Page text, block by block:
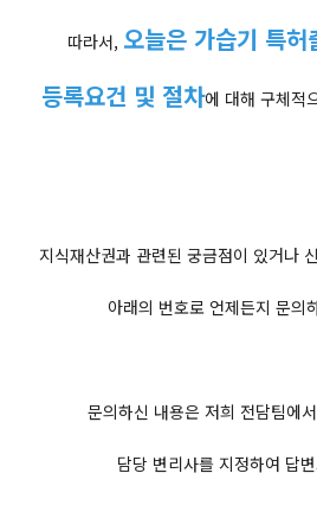
따라서, 오늘은 가습기 특허
등록요건 및 절차에 대해 구체적
지식재산권과 관련된 궁금점이 있거나
아래의 번호로 언제든지 문의
문의하신 내용은 저희 전담팀에
담당 변리사를 지정하여 답